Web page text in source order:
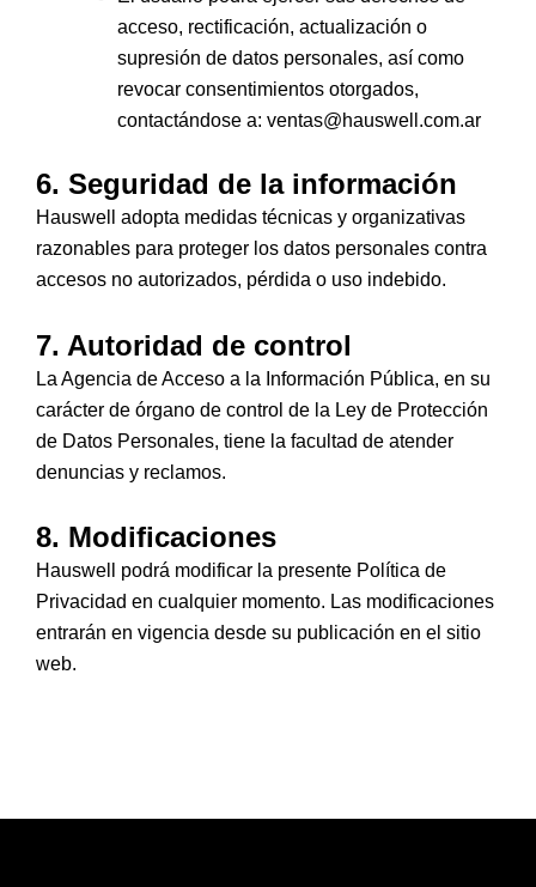
acceso, rectificación, actualización o
supresión de datos personales, así como
revocar consentimientos otorgados,
contactándose a: ventas@hauswell.com.ar
6. Seguridad de la información
Hauswell adopta medidas técnicas y organizativas
razonables para proteger los datos personales contra
accesos no autorizados, pérdida o uso indebido.
7. Autoridad de control
La Agencia de Acceso a la Información Pública, en su
carácter de órgano de control de la Ley de Protección
de Datos Personales, tiene la facultad de atender
denuncias y reclamos.
8. Modificaciones
Hauswell podrá modificar la presente Política de
Privacidad en cualquier momento. Las modificaciones
entrarán en vigencia desde su publicación en el sitio
web.